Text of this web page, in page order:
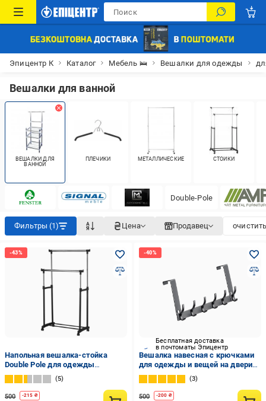
Эпицентр К Каталог Мебель 🛌 Вешалки для одежды
Вешалки для ванной
ВЕШАЛКИ ДЛЯ
ВАННОЙ
ПЛЕЧИКИ МЕТАЛЛИЧЕСКИЕ СТОЙКИ
Double-Pole
Фильтры (1) Цена Продавец
Напольная вешалка-стойка
Double Pole для одежды
780х450х1600 мм
5
500 -215 ₴
Бесплатная доставка
в почтоматы Эпицентр
Вешалка навесная с крючками
для одежды и вещей на двери
12в1 Серый (VGDVRI-BLK-1333)
3
500 -200 ₴